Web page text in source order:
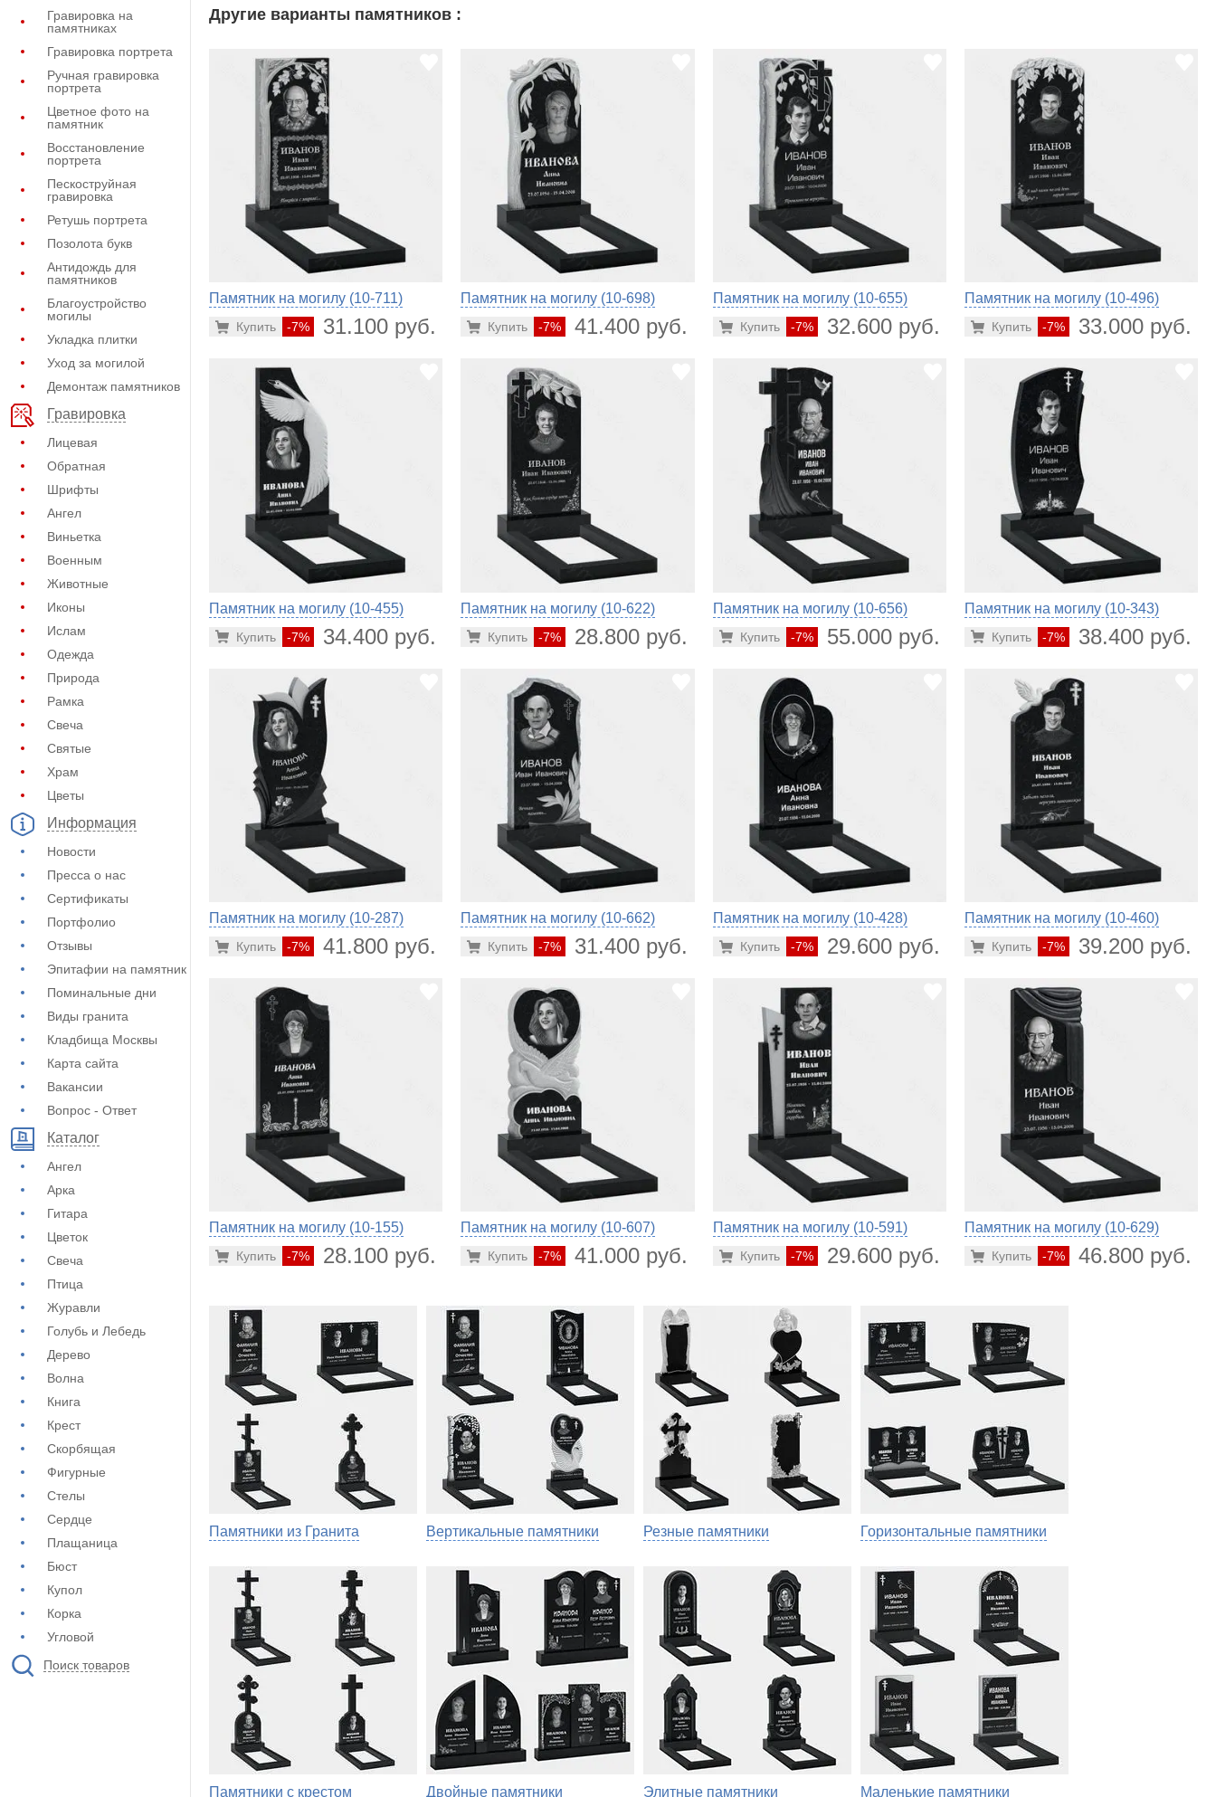
Гравировка на
памятниках
Гравировка портрета
Ручная гравировка
портрета
Цветное фото на
памятник
Восстановление
портрета
Пескоструйная
гравировка
Ретушь портрета
Позолота букв
Антидождь для
памятников
Благоустройство
могилы
Укладка плитки
Уход за могилой
Демонтаж памятников
Гравировка
Лицевая
Обратная
Шрифты
Ангел
Виньетка
Военным
Животные
Иконы
Ислам
Одежда
Природа
Рамка
Свеча
Святые
Храм
Цветы
Информация
Новости
Пресса о нас
Сертификаты
Портфолио
Отзывы
Эпитафии на памятник
Поминальные дни
Виды гранита
Кладбища Москвы
Карта сайта
Вакансии
Вопрос - Ответ
Каталог
Ангел
Арка
Гитара
Цветок
Свеча
Птица
Журавли
Голубь и Лебедь
Дерево
Волна
Книга
Крест
Скорбящая
Фигурные
Стелы
Сердце
Плащаница
Бюст
Купол
Корка
Угловой
Поиск товаров
Другие варианты памятников :
Памятник на могилу (10-711)
-7% 31.100 руб.
Купить
Памятник на могилу (10-698)
-7% 41.400 руб.
Купить
Памятник на могилу (10-655)
-7% 32.600 руб.
Купить
Памятник на могилу (10-496)
-7% 33.000 руб.
Купить
Памятник на могилу (10-455)
-7% 34.400 руб.
Купить
Памятник на могилу (10-622)
-7% 28.800 руб.
Купить
Памятник на могилу (10-656)
-7% 55.000 руб.
Купить
Памятник на могилу (10-343)
-7% 38.400 руб.
Купить
Памятник на могилу (10-287)
-7% 41.800 руб.
Купить
Памятник на могилу (10-662)
-7% 31.400 руб.
Купить
Памятник на могилу (10-428)
-7% 29.600 руб.
Купить
Памятник на могилу (10-460)
-7% 39.200 руб.
Купить
Памятник на могилу (10-155)
-7% 28.100 руб.
Купить
Памятник на могилу (10-607)
-7% 41.000 руб.
Купить
Памятник на могилу (10-591)
-7% 29.600 руб.
Купить
Памятник на могилу (10-629)
-7% 46.800 руб.
Купить
Памятники из Гранита Вертикальные памятники Резные памятники Горизонтальные памятники
Памятники с крестом Двойные памятники Элитные памятники Маленькие памятники